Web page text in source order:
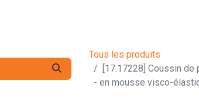
Tous les produits
[17.17228] Coussin
- en mousse visco-